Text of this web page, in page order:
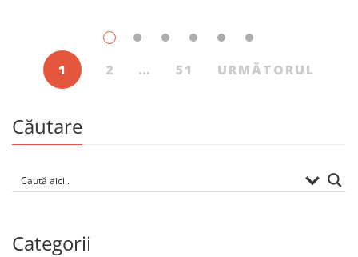
1 2 … 51 URMĂTORUL
Căutare
Categorii